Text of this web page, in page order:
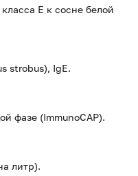
Е к сосне белой
strobus), IgE.
фазе (ImmunoCAP).
литр).